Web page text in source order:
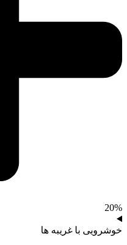
20%
خوشرویی با غریبه‌ ها